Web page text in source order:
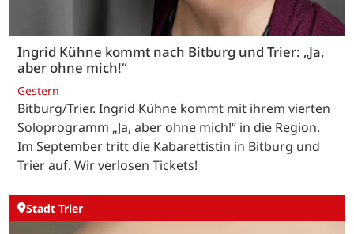
Ingrid Kühne kommt nach Bitburg und Trier: „Ja,
aber ohne mich!“
Gestern
Bitburg/Trier. Ingrid Kühne kommt mit ihrem vierten
Soloprogramm „Ja, aber ohne mich!“ in die Region.
Im September tritt die Kabarettistin in Bitburg und
Trier auf. Wir verlosen Tickets!
Stadt Trier